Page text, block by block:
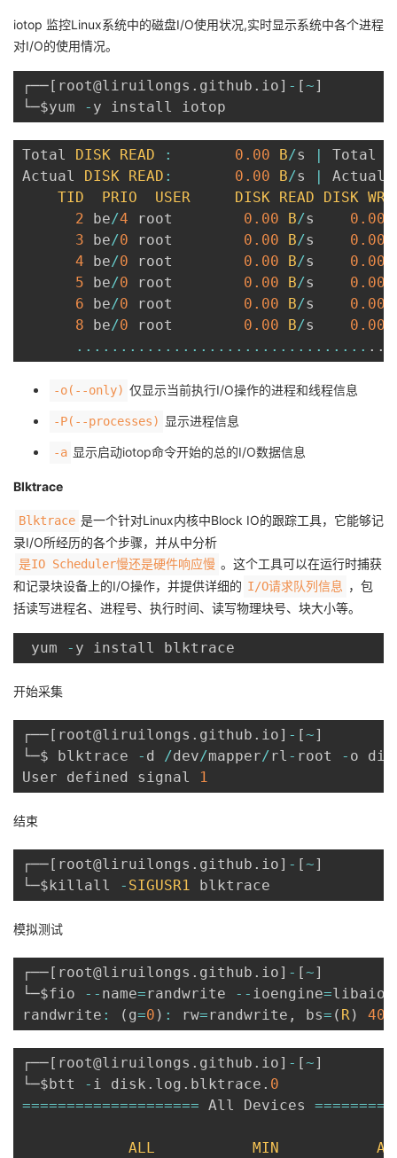
iotop 监控Linux系统中的磁盘I/O使用状况,实时显示系统中各个进程
对I/O的使用情况。
┌──[ root@liruilongs . github . io] - [~]
└─$yum
-
Total DISK READ : 0.00 B/s | Total
Actual DISK READ : 0.00 B/s | Actual
TID
PRIO USER DISK READ DISK
2 be/4 root 0.00 B/s 0.00
3 be/0 root 0.00 B/s 0.00
4 be/0 root 0.00 B/s 0.00
5 be/0 root 0.00 B/s 0.00
6 be/0 root 0.00 B/s 0.00
8 be/0 root 0.00 B/s 0.00
... ... ... ... ... ... ... ... ... ... ... . .
-o(--only) 仅显示当前执行I/O操作的进程和线程信息
-P(--processes) 显示进程信息
-a 显示启动iotop命令开始的总的I/O数据信息
Blktrace
Blktrace 是一个针对Linux内核中Block IO的跟踪工具，它能够记
录I/O所经历的各个步骤，并从中分析
是IO Scheduler慢还是硬件响应慢 。这个工具可以在运行时捕获
和记录块设备上的I/O操作，并提供详细的 I/O请求队列信息 ，包
括读写进程名、进程号、执行时间、读写物理块号、块大小等。
yum -
开始采集
┌──[ root@liruilongs . github . io] - [~]
└─$ blktrace
- d /dev/mapper/rl - root - o
User defined signal
1
结束
┌──[ root@liruilongs . github . io] - [~]
└─$killall
- SIGUSR1
模拟测试
┌──[ root@liruilongs . github . io] - [~]
└─$fio
-- name=randwrite -- ioengine=libaio
randwrite : ( g=0 ) : rw=randwrite , bs= ( R)
┌──[ root@liruilongs . github . io] - [~]
└─$btt
- i disk . log . blktrace . 0
==================== All Devices =========
ALL MIN